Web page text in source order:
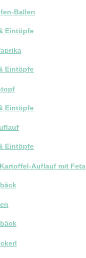
Ballen
Eintöpfe
Eintöpfe
Eintöpfe
Eintöpfe
Auflauf mit Feta